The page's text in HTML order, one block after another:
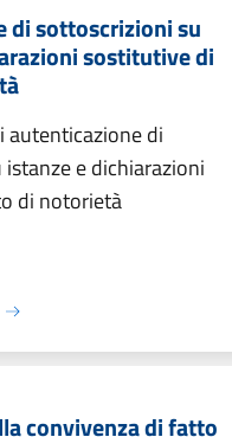
di sottoscrizioni su
sostitutive di
autenticazione di
e dichiarazioni
di notorietà
convivenza di fatto